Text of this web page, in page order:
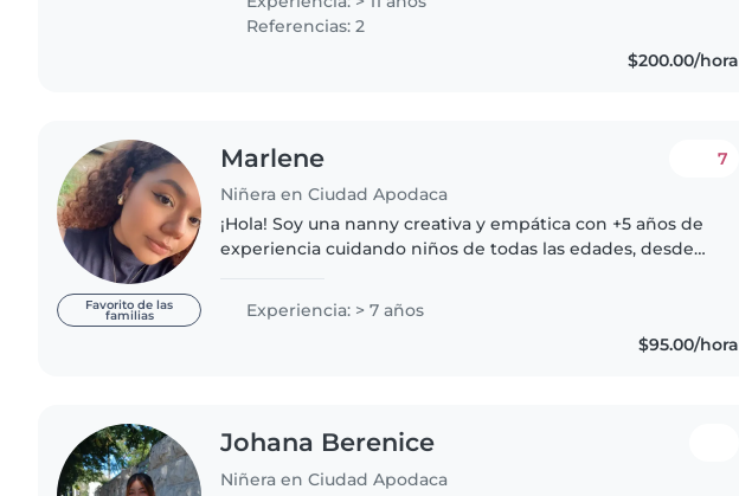
Referencias: 2
$200.00/hora
Favorito de las
familias
Marlene
Niñera en Ciudad Apodaca
7
¡Hola! Soy una nanny creativa y empática con +5 años de
experiencia cuidando niños de todas las edades, desde
con niños con autismo...
Experiencia: > 7 años
$95.00/hora
Johana Berenice
Niñera en Ciudad Apodaca